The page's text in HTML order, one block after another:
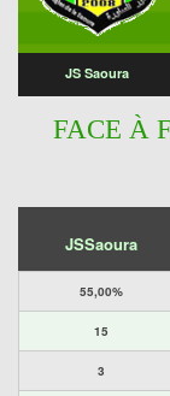
JS Saoura
FACE À
JSSaoura
55,00%
15
3